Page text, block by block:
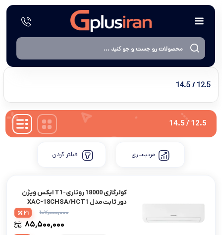
12.5 / 14.5
12.5 / 14.5
مرتبسازی فیلتر کردن
کولرگازی 18000 روتاری-T1 ایکس ویژن
دور ثابت مدل XAC-18CHSA/HCT1
۱۰۷,۰۰۰,۰۰۰
۸۵,۵۰۰,۰۰۰
21